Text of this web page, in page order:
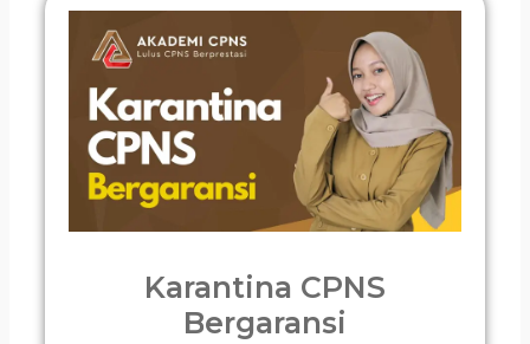
Karantina CPNS
Bergaransi